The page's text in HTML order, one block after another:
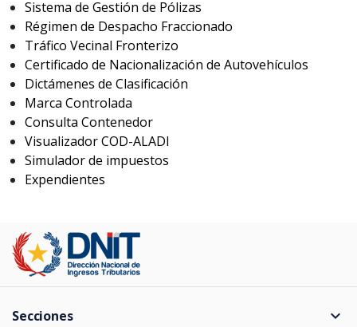
Sistema de Gestión de Pólizas
Régimen de Despacho Fraccionado
Tráfico Vecinal Fronterizo
Certificado de Nacionalización de Autovehículos
Dictámenes de Clasificación
Marca Controlada
Consulta Contenedor
Visualizador COD-ALADI
Simulador de impuestos
Expendientes
Secciones expand_more